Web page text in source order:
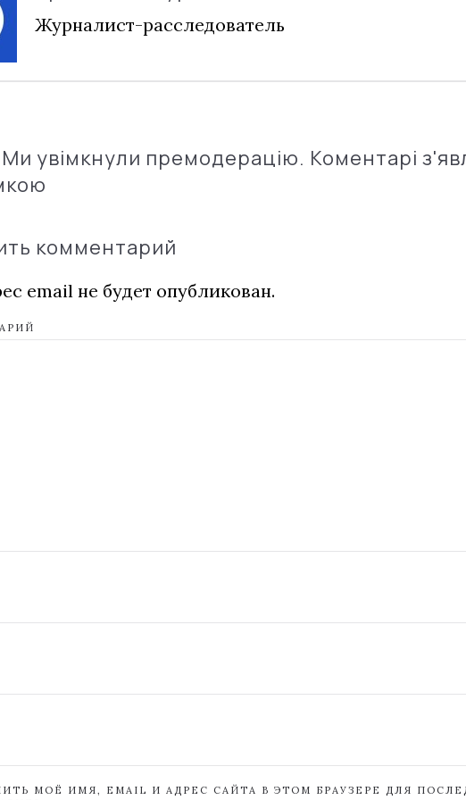
Журналист-расследователь
увімкнули премодерацію. Коментарі
комментарий
email не будет опубликован.
МОЁ ИМЯ, EMAIL И АДРЕС САЙТА В ЭТОМ БРАУЗЕРЕ ДЛЯ